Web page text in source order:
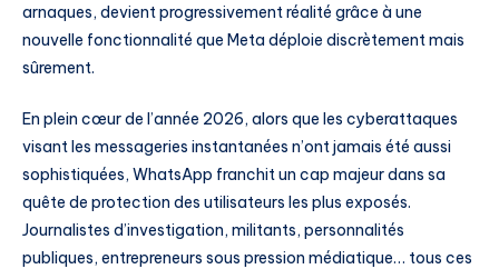
arnaques, devient progressivement réalité grâce à une
nouvelle fonctionnalité que Meta déploie discrètement mais
sûrement.
En plein cœur de l’année 2026, alors que les cyberattaques
visant les messageries instantanées n’ont jamais été aussi
sophistiquées, WhatsApp franchit un cap majeur dans sa
quête de protection des utilisateurs les plus exposés.
Journalistes d’investigation, militants, personnalités
publiques, entrepreneurs sous pression médiatique… tous ces